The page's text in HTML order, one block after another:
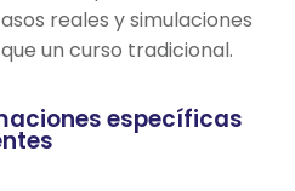
reales y simulaciones
un curso tradicional.
específicas